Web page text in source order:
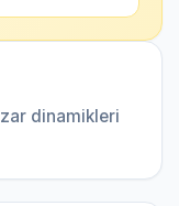
dinamikleri